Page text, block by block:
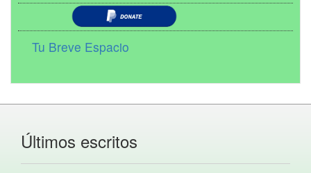
Tu Breve Espacio
Últimos escritos